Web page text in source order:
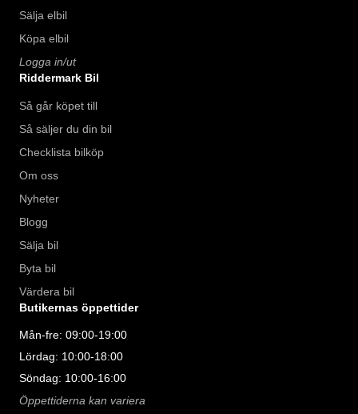
Sälja elbil
Köpa elbil
Logga in/ut
Riddermark Bil
Så går köpet till
Så säljer du din bil
Checklista bilköp
Om oss
Nyheter
Blogg
Sälja bil
Byta bil
Värdera bil
Butikernas öppettider
Mån-fre: 09:00-19:00
Lördag: 10:00-18:00
Söndag: 10:00-16:00
Öppettiderna kan variera